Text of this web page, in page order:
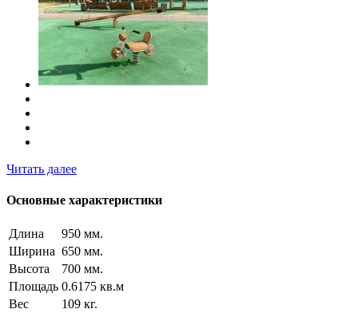
Читать далее
Основные характеристики
Длина
950 мм.
Ширина 650 мм.
Высота
700 мм.
Площадь 0.6175 кв.м
Вес
109 кг.